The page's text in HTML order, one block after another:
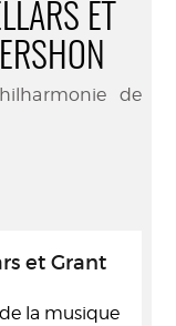
ET
de
et Grant